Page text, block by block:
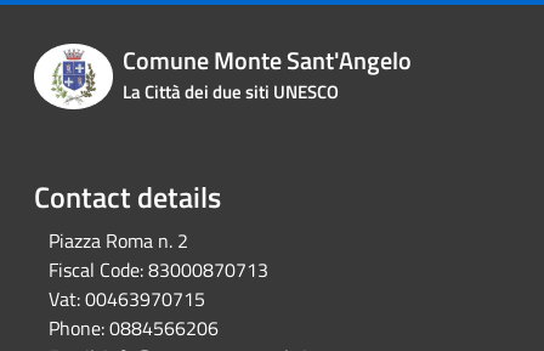
Comune Monte Sant'Angelo
La Città dei due siti UNESCO
Contact details
Piazza Roma n. 2
Fiscal Code:83000870713
Vat:00463970715
Phone:0884566206